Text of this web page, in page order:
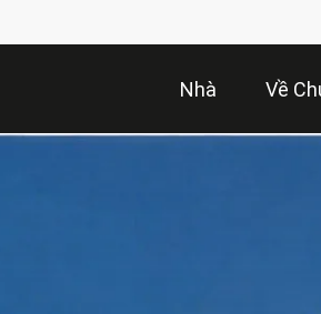
Nhà Về